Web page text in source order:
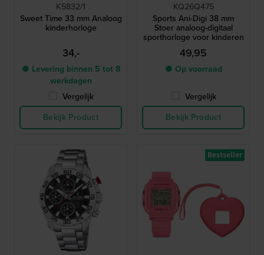
K5832/1
Sweet Time 33 mm Analoog
kinderhorloge
34,-
● Levering binnen 5 tot 8
werkdagen
Vergelijk
Bekijk Product
KQ26Q475
Sports Ani-Digi 38 mm
Stoer analoog-digitaal
sporthorloge voor kinderen
49,95
● Op voorraad
Vergelijk
Bekijk Product
Bestseller